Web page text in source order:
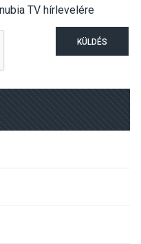
TV hírlevelére
KÜLDÉS